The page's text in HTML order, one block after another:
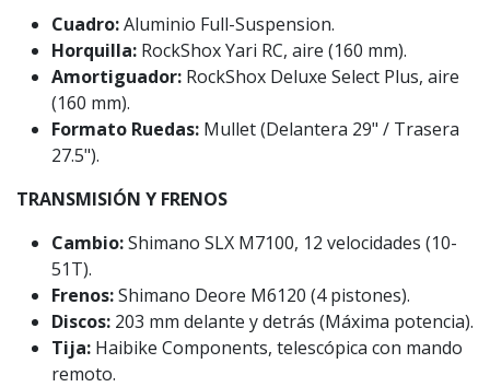
Cuadro:Aluminio Full-Suspension.
Horquilla: RockShox Yari RC, aire (160 mm).
Amortiguador: RockShox Deluxe Select Plus, aire
(160 mm).
Formato Ruedas: Mullet (Delantera 29" / Trasera
27.5").
TRANSMISIÓN Y FRENOS
Cambio:Shimano SLX M7100, 12 velocidades (10-
51T).
Frenos:Shimano Deore M6120 (4 pistones).
Discos: 203 mm delante y detrás (Máxima potencia).
Tija: Haibike Components, telescópica con mando
remoto.